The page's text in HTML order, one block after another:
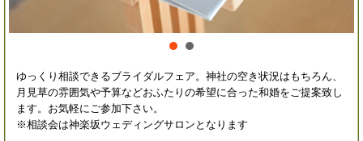
ゆっくり相談できるブライダルフェア。神社の空き状況はもちろん、
月見草の雰囲気や予算などおふたりの希望に合った和婚をご提案致し
ます。お気軽にご参加下さい。
※相談会は神楽坂ウェディングサロンとなります